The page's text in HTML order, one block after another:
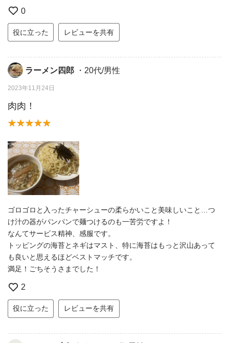
0
役に立った レビューを共有
ラーメン四郎 ・20代/男性
2023年11月24日
肉肉！
ゴロゴロと入ったチャーシューの柔らかいこと美味しいこと…つ
け汁の器がパンパンで麺つけるのも一苦労ですよ！
なんてサービス精神、感服です。
トッピングの海苔とネギはマスト、特に海苔はもっと沢山あって
も良いと思えるほどベストマッチです。
満足！ごちそうさまでした！
2
役に立った レビューを共有